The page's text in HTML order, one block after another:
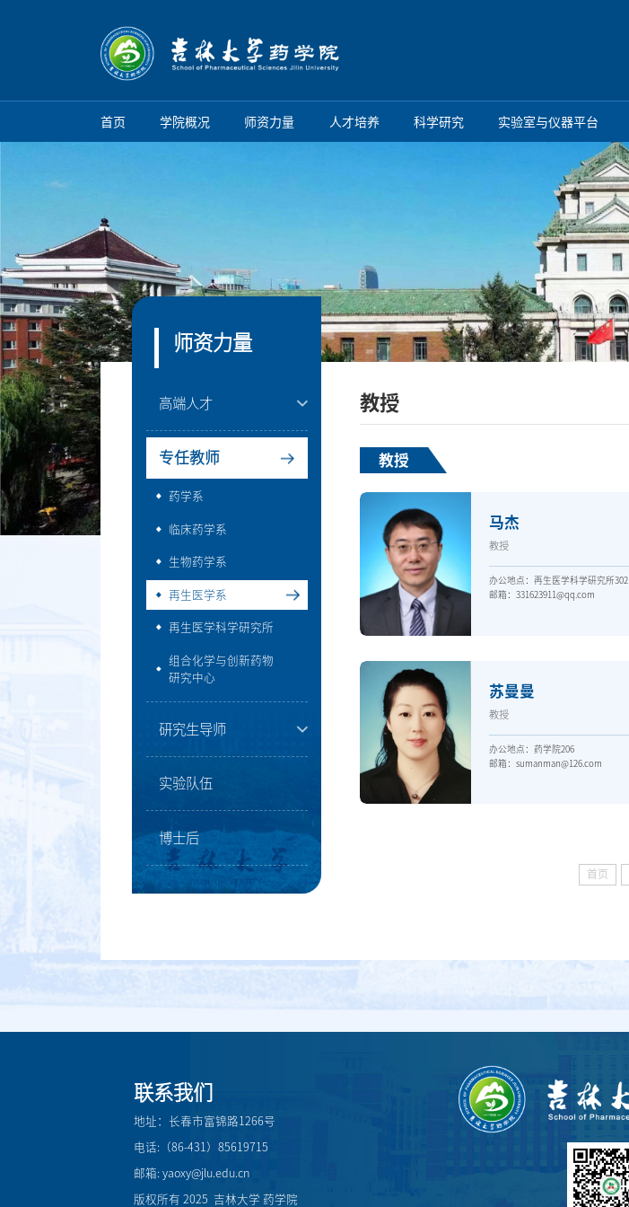
首页 学院概况 师资力量 人才培养 科学研究 实验室与仪器平台
师资力量
高端人才
专任教师
药学系
临床药学系
生物药学系
再生医学系
再生医学科学研究所
组合化学与创新药物
研究中心
研究生导师
实验队伍
博士后
教授
教授
马杰
教授
办公地点：再生医学科学研究所302
邮箱：331623911@qq.com
苏曼曼
教授
办公地点：药学院206
邮箱：sumanman@126.com
首页
联系我们
地址：长春市富锦路1266号
电话:（86-431）85619715
邮箱: yaoxy@jlu.edu.cn
版权所有 2025 吉林大学 药学院